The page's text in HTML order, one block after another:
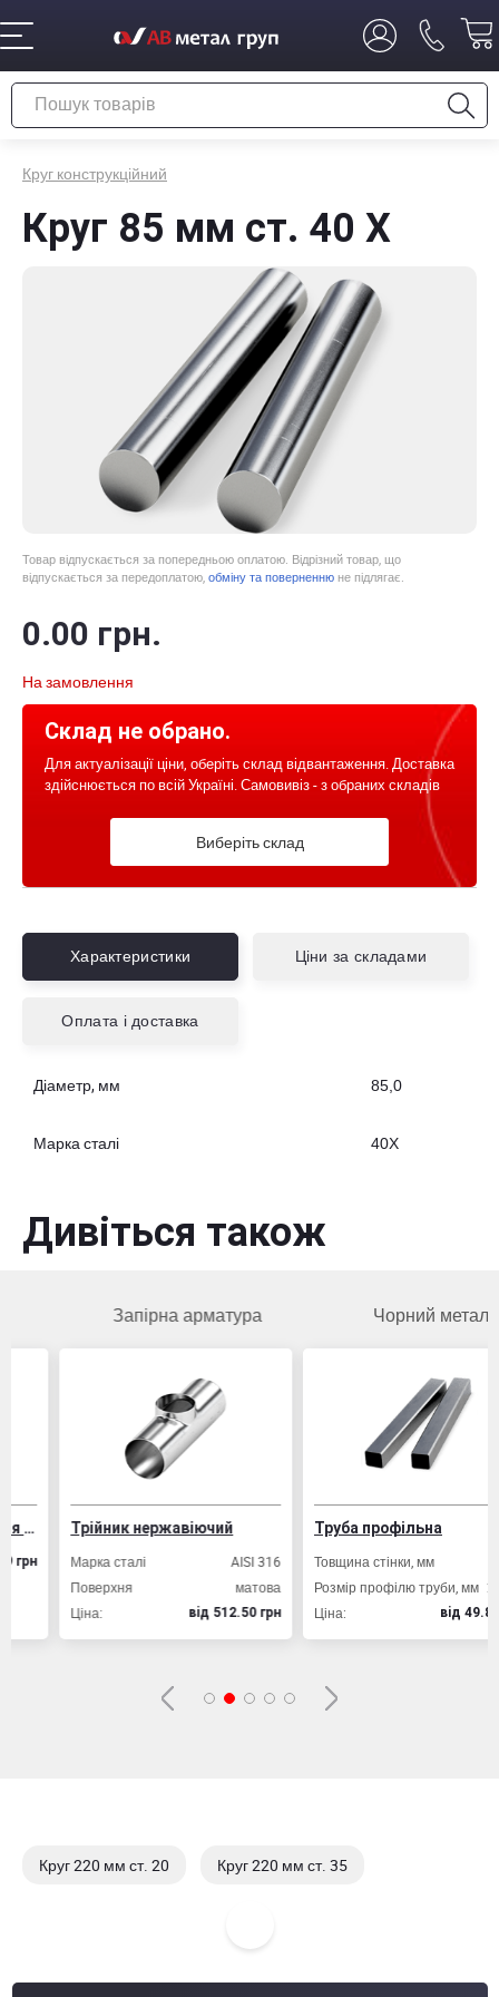
Круг конструкційний
Круг 85 мм ст. 40 Х
Товар відпускається за попередньою оплатою. Відрізний товар, що
відпускається за передоплатою, обміну та поверненню не підлягає.
0.00 грн.
На замовлення
Склад не обрано.
Для актуалізації ціни, оберіть склад відвантаження. Доставка
здійснюється по всій Україні. Самовивіз - з обраних складів
Виберіть склад
Характеристики Ціни за складами
Оплата і доставка
Діаметр, мм 85,0
Марка сталі 40Х
Дивіться також
Запірна арматура
Трійник нержавіючий
Марка сталі
AISI 316
Поверхня
матова
Ціна:
вiд 512.50 грн
Чорний метал
Труба профільна
Товщина стінки, мм
Розмір профілю труби, мм
20х20
Ціна:
вiд 49.80 грн
Круг 220 мм ст. 20 Круг 220 мм ст. 35